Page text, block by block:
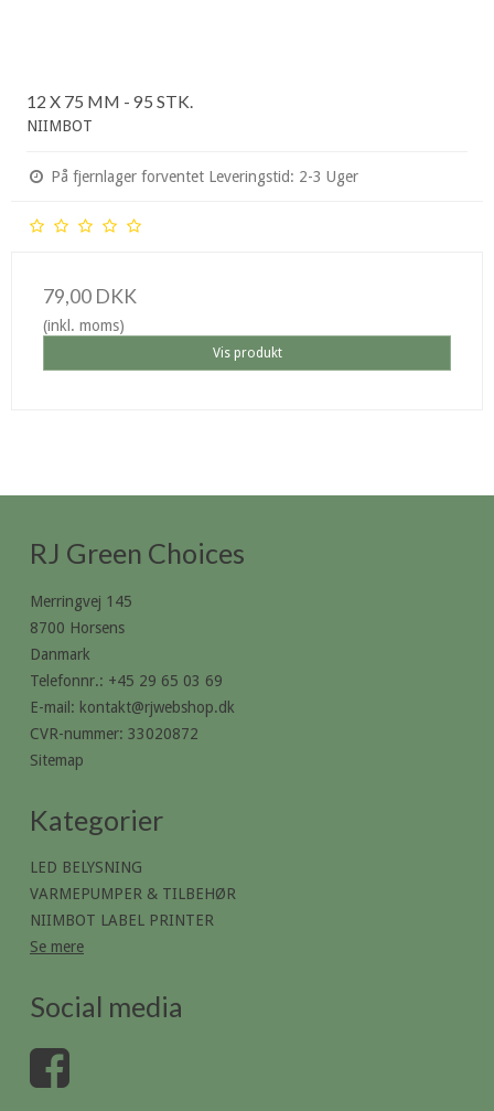
12 X 75 MM - 95 STK.
NIIMBOT
På fjernlager forventet Leveringstid: 2-3 Uger
79,00 DKK
(inkl. moms)
Vis produkt
RJ Green Choices
Merringvej 145
8700 Horsens
Danmark
Telefonnr.: +45 29 65 03 69
E-mail : kontakt@rjwebshop.dk
CVR-nummer: 33020872
Sitemap
Kategorier
LED BELYSNING
VARMEPUMPER & TILBEHØR
NIIMBOT LABEL PRINTER
Se mere
Social media